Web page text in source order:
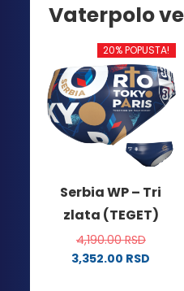
Vaterpolo
20% POPUSTA!
Serbia WP – Tri
zlata (TEGET)
4,190.00RSD
3,352.00 RSD